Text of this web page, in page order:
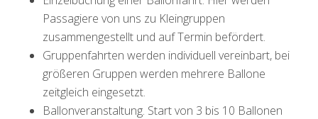
Passagiere von uns zu Kleingruppen
zusammengestellt und auf Termin befördert.
Gruppenfahrten werden individuell vereinbart, bei
größeren Gruppen werden mehrere Ballone
zeitgleich eingesetzt.
Ballonveranstaltung. Start von 3 bis 10 Ballonen